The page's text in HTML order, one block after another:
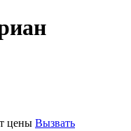
цены Вызвать